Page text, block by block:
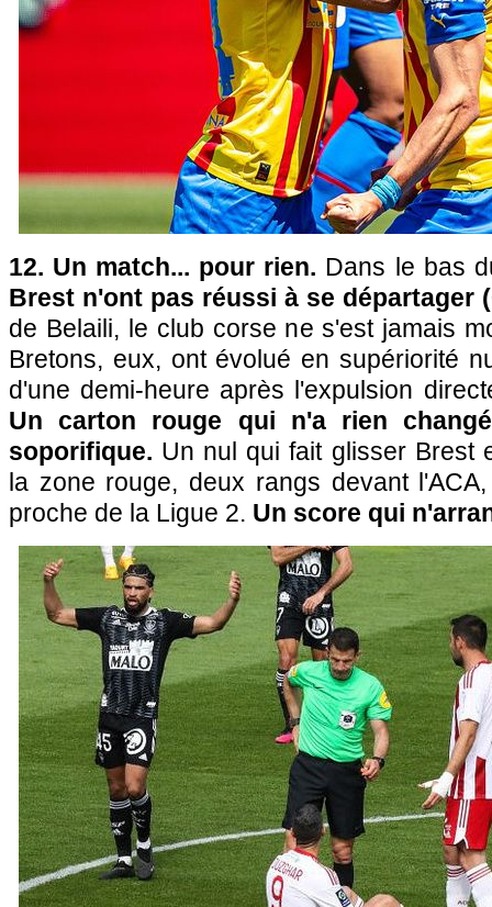
12. Un match... pour rien. Dans le bas
Brest n'ont pas réussi à se départager
de Belaili, le club corse ne s'est jamais
Bretons, eux, ont évolué en supériorité
d'une demi-heure après l'expulsion
Un carton rouge qui n'a rien changé
soporifique. Un nul qui fait glisser Brest
la zone rouge, deux rangs devant
proche de la Ligue 2. Un score qui